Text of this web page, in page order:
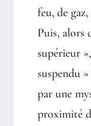
feu, de
Puis, alors
supérieur
suspendu
par une
proximité